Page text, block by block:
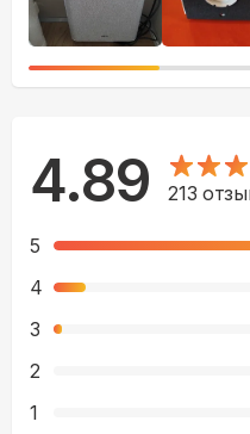
4.89 213
5
4
3
2
1